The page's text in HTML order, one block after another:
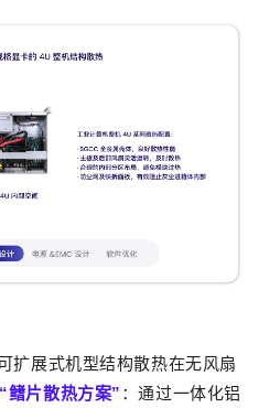
扩展式机型结构散热在无风扇
“鳍片散热方案” ：通过一体化铝